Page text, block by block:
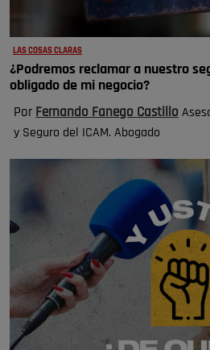
LAS COSAS CLARAS
¿Podremos reclamar a nuestro
obligado de mi negocio?
Por Fernando Fanego Castillo
y Seguro del ICAM. Abogado